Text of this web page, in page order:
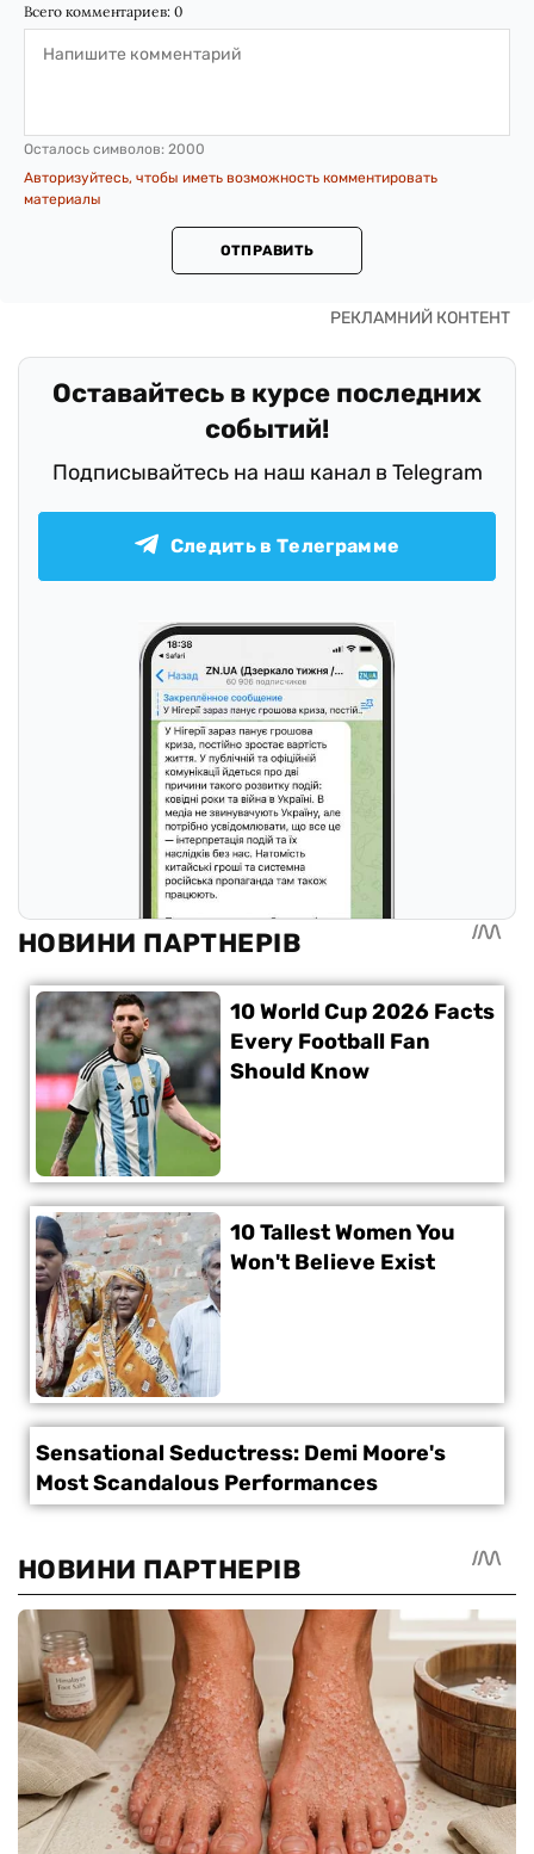
Всего комментариев: 0
Осталось символов: 2000
Авторизуйтесь, чтобы иметь возможность комментировать
материалы
ОТПРАВИТЬ
Оставайтесь в курсе последних
событий!
Подписывайтесь на наш канал в Telegram
Следить в Телеграмме